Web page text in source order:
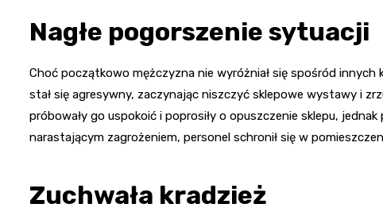
Nagłe pogorszenie sytuacji
Choć początkowo mężczyzna nie wyróżniał się spośród
stał się agresywny, zaczynając niszczyć sklepowe wystawy i
próbowały go uspokoić i poprosiły o opuszczenie sklepu, jednak
narastającym zagrożeniem, personel schronił się w
Zuchwała kradzież